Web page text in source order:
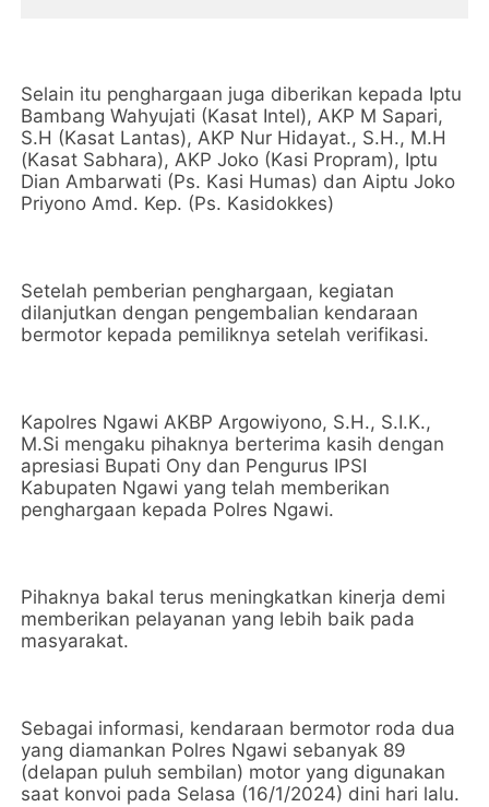
Selain itu penghargaan juga diberikan kepada Iptu
Bambang Wahyujati (Kasat Intel), AKP M Sapari,
S.H (Kasat Lantas), AKP Nur Hidayat., S.H., M.H
(Kasat Sabhara), AKP Joko (Kasi Propram), Iptu
Dian Ambarwati (Ps. Kasi Humas) dan Aiptu Joko
Priyono Amd. Kep. (Ps. Kasidokkes)
Setelah pemberian penghargaan, kegiatan
dilanjutkan dengan pengembalian kendaraan
bermotor kepada pemiliknya setelah verifikasi.
Kapolres Ngawi AKBP Argowiyono, S.H., S.I.K.,
M.Si mengaku pihaknya berterima kasih dengan
apresiasi Bupati Ony dan Pengurus IPSI
Kabupaten Ngawi yang telah memberikan
penghargaan kepada Polres Ngawi.
Pihaknya bakal terus meningkatkan kinerja demi
memberikan pelayanan yang lebih baik pada
masyarakat.
Sebagai informasi, kendaraan bermotor roda dua
yang diamankan Polres Ngawi sebanyak 89
(delapan puluh sembilan) motor yang digunakan
saat konvoi pada Selasa (16/1/2024) dini hari lalu.